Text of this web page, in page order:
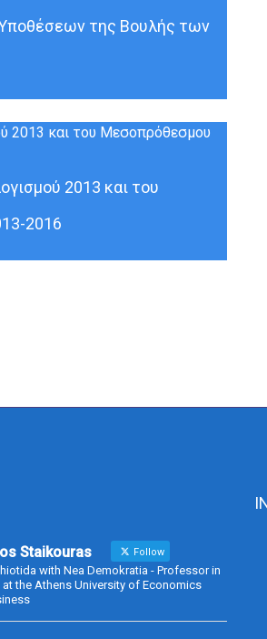
της Βουλής των
2013 και του
2016
Staikouras Follow
with Nea Demokratia - Professor in
at the Athens University of Economics